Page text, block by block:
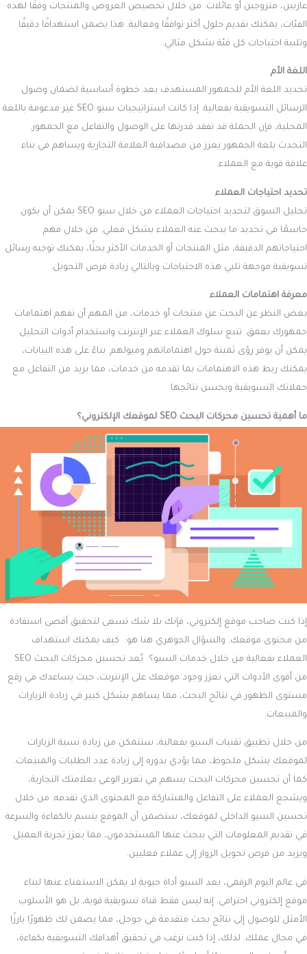
عازبين، متزوجين أو عائلات. من خلال تخصيص العروض والمنتجات وفقًا لهذه
الفئات، يمكنك تقديم حلول أكثر توافقًا وفعالية. هذا يضمن استهدافًا دقيقًا
وتلبية احتياجات كل فئة بشكل مثالي.
اللغة الأم
تحديد اللغة الأم للجمهور المستهدف يعد خطوة أساسية لضمان وصول
الرسائل التسويقية بفعالية. إذا كانت استراتيجيات سيو SEO غير مدعومة باللغة
المحلية، فإن الحملة قد تفقد قدرتها على الوصول والتفاعل مع الجمهور.
التحدث بلغة الجمهور يعزز من مصداقية العلامة التجارية ويساهم في بناء
علاقة قوية مع العملاء.
تحديد احتياجات العملاء
تحليل السوق لتحديد احتياجات العملاء من خلال سيو SEO يمكن أن يكون
حاسمًا في تحديد ما يبحث عنه العملاء بشكل فعلي. من خلال فهم
احتياجاتهم الدقيقة، مثل المنتجات أو الخدمات الأكثر بحثًا، يمكنك توجيه رسائل
تسويقية موجهة تلبي هذه الاحتياجات وبالتالي زيادة فرص التحويل.
معرفة اهتمامات العملاء
بغض النظر عن البحث عن منتجات أو خدمات، من المهم أن تفهم اهتمامات
جمهورك بعمق. تتبع سلوك العملاء عبر الإنترنت واستخدام أدوات التحليل
يمكن أن يوفر رؤى ثمينة حول اهتماماتهم وميولهم. بناءً على هذه البيانات،
يمكنك ربط هذه الاهتمامات بما تقدمه من خدمات، مما يزيد من التفاعل مع
حملاتك التسويقية ويحسن نتائجها.
ما أهمية تحسين محركات البحث SEO لموقعك الإلكتروني؟
إذا كنت صاحب موقع إلكتروني، فإنك بلا شك تسعى لتحقيق أقصى استفادة
من محتوى موقعك. والسؤال الجوهري هنا هو: كيف يمكنك استهداف
العملاء بفعالية من خلال خدمات السيو؟ يُعد تحسين محركات البحث SEO
من أقوى الأدوات التي تعزز وجود موقعك على الإنترنت، حيث يساعدك في رفع
مستوى الظهور في نتائج البحث، مما يساهم بشكل كبير في زيادة الزيارات
والمبيعات.
من خلال تطبيق تقنيات السيو بفعالية، ستتمكن من زيادة نسبة الزيارات
لموقعك بشكل ملحوظ، مما يؤدي بدوره إلى زيادة عدد الطلبات والمبيعات.
كما أن تحسين محركات البحث يسهم في تعزيز الوعي بعلامتك التجارية،
ويشجع العملاء على التفاعل والمشاركة مع المحتوى الذي تقدمه. من خلال
تحسين السيو الداخلي لموقعك، ستضمن أن الموقع يتسم بالكفاءة والسرعة
في تقديم المعلومات التي يبحث عنها المستخدمون، مما يعزز تجربة العميل
ويزيد من فرص تحويل الزوار إلى عملاء فعليين.
في عالم اليوم الرقمي، يعد السيو أداة حيوية لا يمكن الاستغناء عنها لبناء
موقع إلكتروني احترافي. إنه ليس فقط قناة تسويقية قوية، بل هو الأسلوب
الأمثل للوصول إلى نتائج بحث متقدمة في جوجل، مما يضمن لك ظهورًا بارزًا
في مجال عملك. لذلك، إذا كنت ترغب في تحقيق أهدافك التسويقية بكفاءة،